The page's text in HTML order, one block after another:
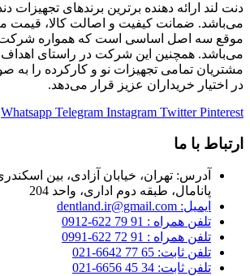
دنت لند ارائه دهنده برترین برندهای تجهیزات
می‌باشد. ضمانت کیفیت و اصالت کالا، قیمت
موقع سه اصل اساسی است که همواره شرکت
می‌باشد. همچنین این شرکت در راستای
مشتریان تمامی تجهیزات نو و کارکرده را
در اختیار خریداران عزیز قرار می‌دهد.
Whatsapp Telegram Instagram Twitter Pinterest
ارتباط با ما
آدرس: تهران، خیابان آزادی، بین
پانامال، طبقه دوم اداری، واحد 204
ایمیل: dentland.ir@gmail.com
تلفن همراه : 91 79 622-0912
تلفن همراه : 91 72 622-0991
تلفن ثابت: 65 77 6642-021
تلفن ثابت: 34 45 6656-021